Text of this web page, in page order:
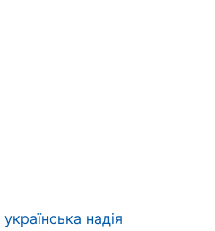
українська надія